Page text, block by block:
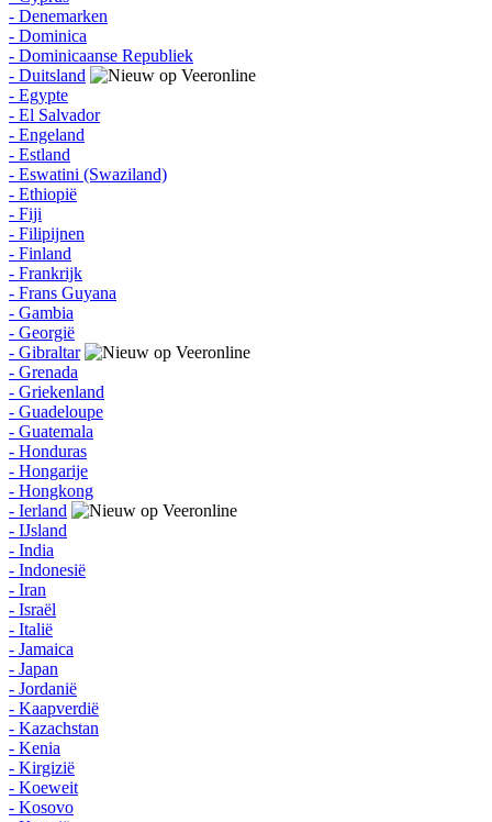
- Denemarken
- Dominica
- Dominicaanse Republiek
- Duitsland
- Egypte
- El Salvador
- Engeland
- Estland
- Eswatini (Swaziland)
- Ethiopië
- Fiji
- Filipijnen
- Finland
- Frankrijk
- Frans Guyana
- Gambia
- Georgië
- Gibraltar
- Grenada
- Griekenland
- Guadeloupe
- Guatemala
- Honduras
- Hongarije
- Hongkong
- Ierland
- IJsland
- India
- Indonesië
- Iran
- Israël
- Italië
- Jamaica
- Japan
- Jordanië
- Kaapverdië
- Kazachstan
- Kenia
- Kirgizië
- Koeweit
- Kosovo